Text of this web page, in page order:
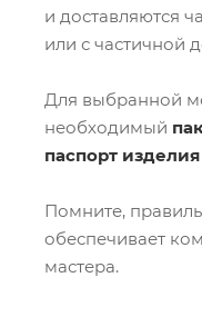
и доставляются
или с частичной
Для выбранной
необходимый
паспорт изделия
Помните,
обеспечивает
мастера.